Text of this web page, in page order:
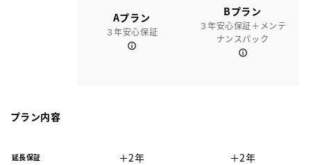
Aプラン
３年安心保証
Bプラン
３年安心保証＋メンテ
ナンスパック
プラン内容
延長保証 ＋2年 ＋2年